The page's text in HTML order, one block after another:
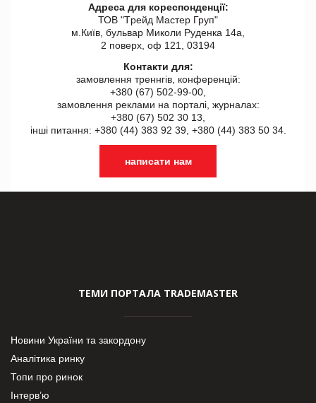
Адреса для кореспонденції:
ТОВ "Tрейд Мастер Груп"
м.Київ, бульвар Миколи Руденка 14а,
2 поверх, оф 121, 03194
Контакти для:
замовлення треннгів, конференцій:
+380 (67) 502-99-00,
замовлення реклами на порталі, журналах:
+380 (67) 502 30 13,
інші питання: +380 (44) 383 92 39, +380 (44) 383 50 34.
написати нам
ТЕМИ ПОРТАЛА TRADEMASTER
Новини України та закордону
Аналітика ринку
Топи про ринок
Інтерв’ю